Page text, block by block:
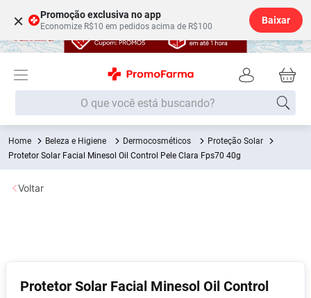
× Promoção exclusiva no app
Economize R$10 em pedidos acima de R$100
Baixar
O que você está buscando?
Beleza e Higiene Dermocosméticos
Proteção Solar
Protetor Solar Facial Minesol Oil Control Pele Clara Fps70 40g
Protetor Solar Facial Minesol Oil Control
Voltar
Termos mais buscados
1º Fralda
2
5º Fralda G
6º Shampoo